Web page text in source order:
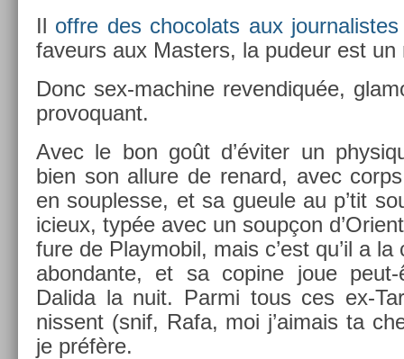
Il offre des chocolats aux
faveurs aux Mast­ers, la pudeur est un
Donc sex-machine re­ven­diquée,
pro­voquant.
Avec le bon goût d’éviter un
bien son al­lure de re­nard, avec
en soup­lesse, et sa gueule au p’tit
icieux, typée avec un soupçon
fure de Playmobil, mais c’est qu’il a
ab­on­dante, et sa co­pine joue
Dalida la nuit. Parmi tous ces ex-
nissent (snif, Rafa, moi j’aimais ta
je préfère.